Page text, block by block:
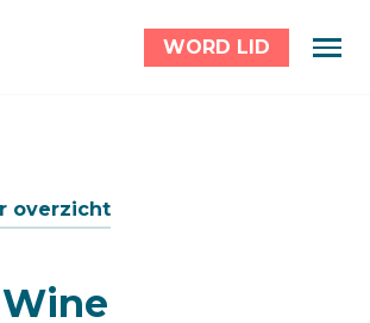
WORD LID
overzicht